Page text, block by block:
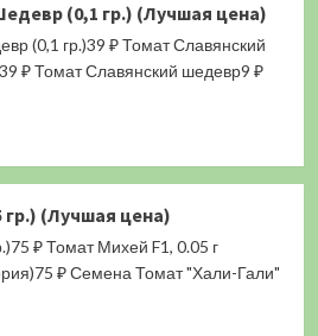
(0,1 гр.) (Лучшая цена)
(0,1 гр.)39 ₽ Томат Славянский
₽ Томат Славянский шедевр9 ₽
гр.) (Лучшая цена)
₽ Томат Михей F1, 0.05 г
₽ Семена Томат "Хали-Гали"